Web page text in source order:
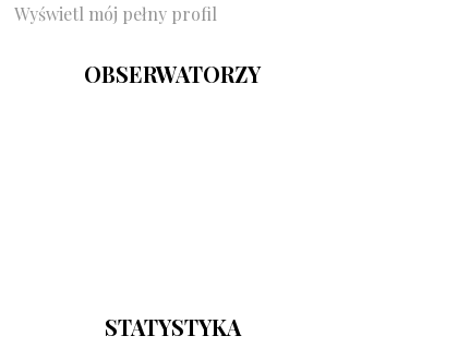
Wyświetl mój pełny profil
OBSERWATORZY
STATYSTYKA